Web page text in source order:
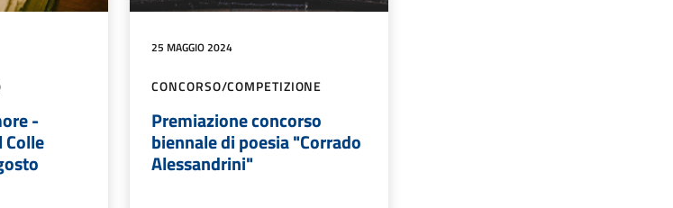
-
Colle
25 MAGGIO 2024
CONCORSO/COMPETIZIONE
Premiazione concorso
biennale di poesia "Corrado
Alessandrini"